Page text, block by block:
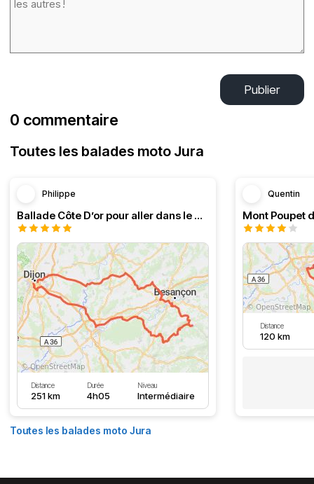
Publier
0 commentaire
Toutes les balades moto Jura
Philippe
Ballade Côte D’or pour aller dans le Doubs
Distance
251 km
Durée
4h05
Niveau
Intermédiaire
Quentin
Mont Poupet
Distance
120 km
Toutes les balades moto Jura